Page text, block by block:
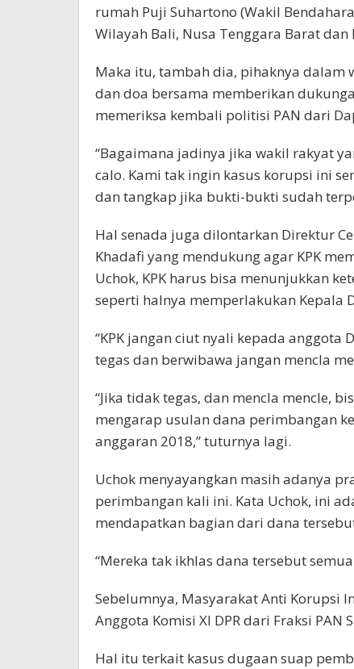
rumah Puji Suhartono (Wakil
Wilayah Bali, Nusa Tenggara Barat
Maka itu, tambah dia, pihaknya dalam
dan doa bersama memberikan
memeriksa kembali politisi PAN dari
“Bagaimana jadinya jika wakil rakyat
calo. Kami tak ingin kasus korupsi ini
dan tangkap jika bukti-bukti sudah
Hal senada juga dilontarkan Direktur
Khadafi yang mendukung agar KPK
Uchok, KPK harus bisa menunjukkan
seperti halnya memperlakukan Kepala
“KPK jangan ciut nyali kepada anggota
tegas dan berwibawa jangan mencla
“Jika tidak tegas, dan mencla mencle,
mengarap usulan dana perimbangan
anggaran 2018,” tuturnya lagi.
Uchok menyayangkan masih adanya
perimbangan kali ini. Kata Uchok, ini
mendapatkan bagian dari dana
“Mereka tak ikhlas dana tersebut
Sebelumnya, Masyarakat Anti Korupsi
Anggota Komisi XI DPR dari Fraksi PAN
Hal itu terkait kasus dugaan suap